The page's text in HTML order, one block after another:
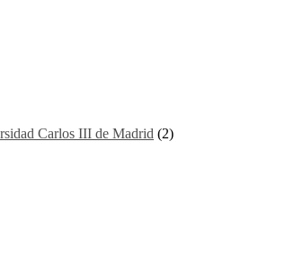
Carlos III de Madrid (2)